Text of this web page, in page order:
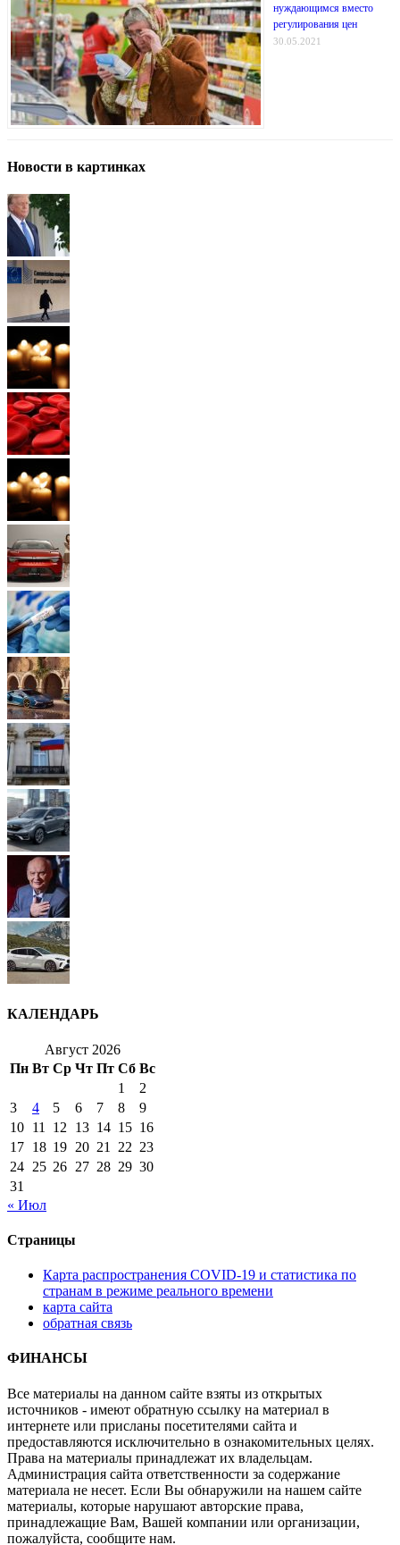
нуждающимся вместо
регулирования цен
30.05.2021
Новости в картинках
КАЛЕНДАРЬ
Август 2026
Пн Вт Ср Чт Пт Сб Вс
1
2
3
4 5 6 7 8
9
10 11 12 13 14 15 16
17 18 19 20 21 22 23
24 25 26 27 28 29 30
31
« Июл
Страницы
Карта распространения COVID-19 и статистика по
странам в режиме реального времени
карта сайта
обратная связь
ФИНАНСЫ
Все материалы на данном сайте взяты из открытых
источников - имеют обратную ссылку на материал в
интернете или присланы посетителями сайта и
предоставляются исключительно в ознакомительных целях.
Права на материалы принадлежат их владельцам.
Администрация сайта ответственности за содержание
материала не несет. Если Вы обнаружили на нашем сайте
материалы, которые нарушают авторские права,
принадлежащие Вам, Вашей компании или организации,
пожалуйста, сообщите нам.